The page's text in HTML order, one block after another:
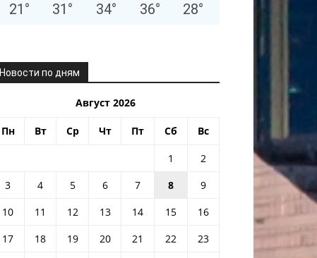
21 ° 31 ° 34° 36° 28°
Новости по дням
Август 2026
Пн Вт Ср Чт Пт Сб Вс
1
2
3
4 5 6 7 8
9
10
11 12 13 14 15
16
17
18 19 20 21 22
23